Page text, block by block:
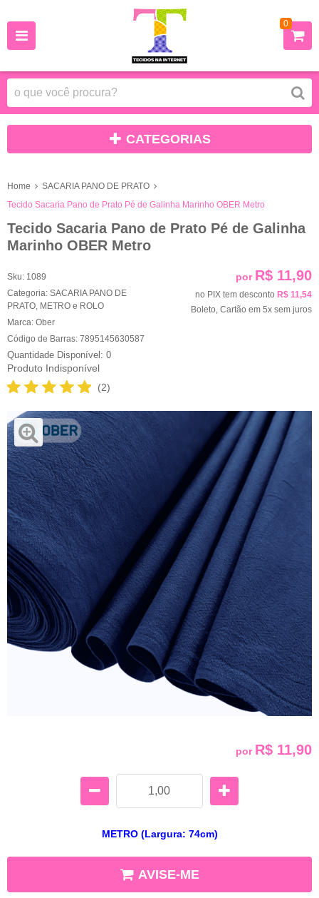
0
CATEGORIAS
Home
SACARIA PANO DE PRATO
Tecido Sacaria Pano de Prato Pé de Galinha Marinho OBER Metro
Tecido Sacaria Pano de Prato Pé de Galinha
Marinho OBER Metro
Sku: 1089
Categoria: SACARIA PANO DE
PRATO METRO e ROLO
Marca: Ober
Código de Barras: 7895145630587
0
Produto Indisponível
(2)
por R$ 11,90
no PIX tem desconto R$ 11,54
Boleto, Cartão em 5x sem juros
por R$ 11,90
METRO (Largura: 74cm)
AVISE-ME